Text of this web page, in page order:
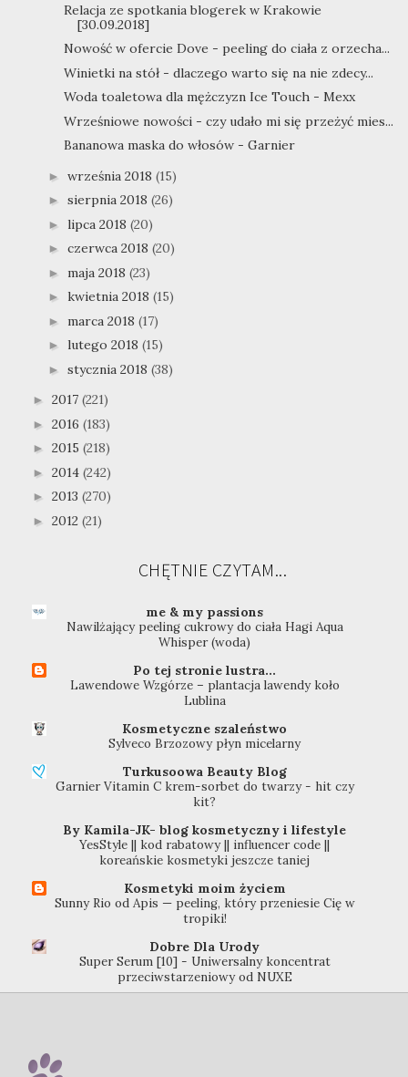
Relacja ze spotkania blogerek w Krakowie
[30.09.2018]
Nowość w ofercie Dove - peeling do ciała z orzecha...
Winietki na stół - dlaczego warto się na nie zdecy...
Woda toaletowa dla mężczyzn Ice Touch - Mexx
Wrześniowe nowości - czy udało mi się przeżyć mies...
Bananowa maska do włosów - Garnier
► września 2018 (15)
► sierpnia 2018 (26)
► lipca 2018 (20)
► czerwca 2018 (20)
► maja 2018 (23)
► kwietnia 2018 (15)
► marca 2018 (17)
► lutego 2018 (15)
► stycznia 2018 (38)
► 2017 (221)
► 2016 (183)
► 2015 (218)
► 2014 (242)
► 2013 (270)
► 2012 (21)
CHĘTNIE CZYTAM...
me & my passions
Nawilżający peeling cukrowy do ciała Hagi Aqua
Whisper (woda)
Po tej stronie lustra...
Lawendowe Wzgórze – plantacja lawendy koło
Lublina
Kosmetyczne szaleństwo
Sylveco Brzozowy płyn micelarny
Turkusoowa Beauty Blog
Garnier Vitamin C krem-sorbet do twarzy - hit czy
kit?
By Kamila-JK- blog kosmetyczny i lifestyle
YesStyle || kod rabatowy || influencer code ||
koreańskie kosmetyki jeszcze taniej
Kosmetyki moim życiem
Sunny Rio od Apis — peeling, który przeniesie Cię w
tropiki!
Dobre Dla Urody
Super Serum [10] - Uniwersalny koncentrat
przeciwstarzeniowy od NUXE